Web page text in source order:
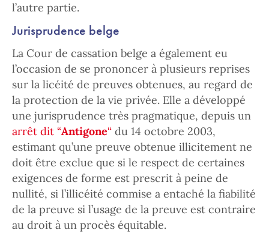
l’autre partie.
Jurisprudence belge
La Cour de cassation belge a également eu
l’occasion de se prononcer à plusieurs reprises
sur la licéité de preuves obtenues, au regard de
la protection de la vie privée. Elle a développé
une jurisprudence très pragmatique, depuis un
arrêt dit “Antigone“ du 14 octobre 2003,
estimant qu’une preuve obtenue illicitement ne
doit être exclue que si le respect de certaines
exigences de forme est prescrit à peine de
nullité, si l’illicéité commise a entaché la fiabilité
de la preuve si l’usage de la preuve est contraire
au droit à un procès équitable.